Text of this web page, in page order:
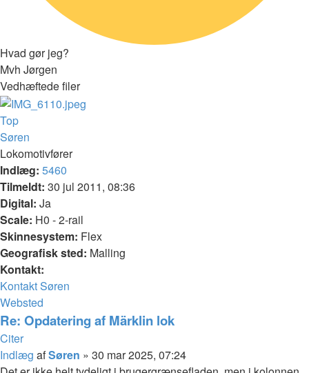
Hvad gør jeg?
Mvh Jørgen
Vedhæftede filer
Top
Søren
Lokomotivfører
Indlæg: 5460
Tilmeldt: 30 jul 2011, 08:36
Digital: Ja
Scale: H0 - 2-rail
Skinnesystem: Flex
Geografisk sted: Malling
Kontakt:
Kontakt Søren
Websted
Re: Opdatering af Märklin lok
Citer
Indlæg afSøren » 30 mar 2025, 07:24